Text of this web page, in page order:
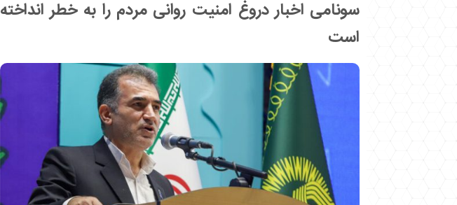
سونامی اخبار دروغ امنیت روانی مردم را به خطر انداخته
است